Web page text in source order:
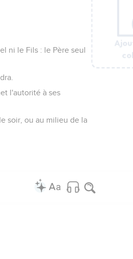
ni le Fils : le Père seul
l'autorité à ses
soir, ou au milieu de la